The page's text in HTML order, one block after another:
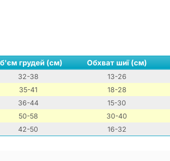
грудей (см) Обхват шиї (см)
32-38 13-26
35-41
18-28
36-44
15-30
50-58
30-40
42-50
16-32